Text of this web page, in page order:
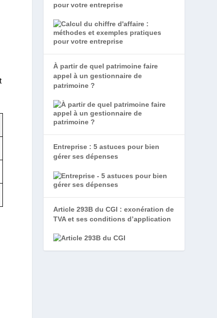
pour votre entreprise
À partir de quel patrimoine faire
appel à un gestionnaire de
patrimoine ?
Entreprise : 5 astuces pour bien
gérer ses dépenses
Article 293B du CGI : exonération de
TVA et ses conditions d’application